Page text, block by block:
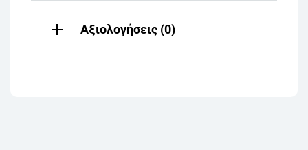
Αξιολογήσεις (0)